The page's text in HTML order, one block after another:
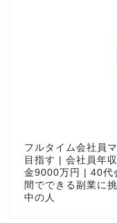
フルタイム会社員
目指す | 会社員年
金9000万円 | 40代
間でできる副業に
中の人